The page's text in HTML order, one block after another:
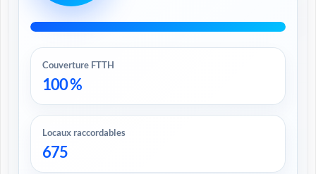
Couverture FTTH
100 %
Locaux raccordables
675